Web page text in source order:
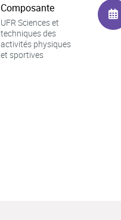
Composante
UFR Sciences et
techniques des
activités physiques
et sportives